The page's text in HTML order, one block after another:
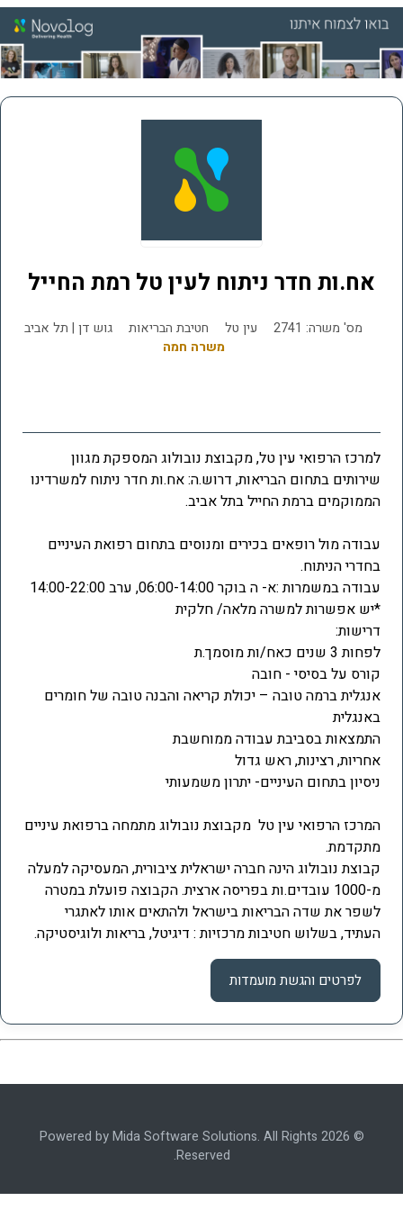
אח.ות חדר ניתוח לעין טל רמת החייל
מס' משרה: 2741 עין טל חטיבת הבריאות
גוש דן | תל אביב
משרה חמה
למרכז הרפואי עין טל, מקבוצת נובולוג המספקת מגוון
שירותים בתחום הבריאות, דרוש.ה: אח.ות חדר ניתוח למשרדינו
הממוקמים ברמת החייל בתל אביב.
עבודה מול רופאים בכירים ומנוסים בתחום רפואת העיניים
בחדרי הניתוח.
עבודה במשמרות :א- ה בוקר 06:00-14:00, ערב 14:00-22:00
*יש אפשרות למשרה מלאה/ חלקית
דרישות:
לפחות 3 שנים כאח/ות מוסמך.ת
קורס על בסיסי - חובה
אנגלית ברמה טובה – יכולת קריאה והבנה טובה של חומרים
באנגלית
התמצאות בסביבת עבודה ממוחשבת
אחריות, רצינות, ראש גדול
ניסיון בתחום העיניים- יתרון משמעותי
המרכז הרפואי עין טל מקבוצת נובולוג מתמחה ברפואת עיניים
מתקדמת.
קבוצת נובולוג הינה חברה ישראלית ציבורית, המעסיקה למעלה
מ-1000 עובדים.ות בפריסה ארצית. הקבוצה פועלת במטרה
לשפר את שדה הבריאות בישראל ולהתאים אותו לאתגרי
העתיד, בשלוש חטיבות מרכזיות : דיגיטל, בריאות ולוגיסטיקה.
לפרטים והגשת מועמדות
© 2026 Powered by Mida Software Solutions. All Rights
Reserved.